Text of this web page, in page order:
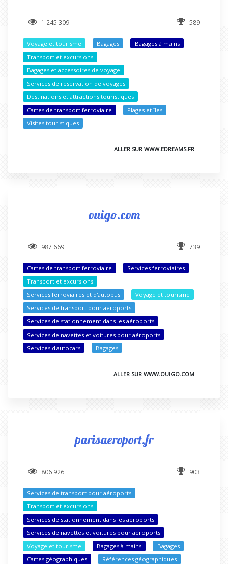
1 245 309 589
Voyage et tourisme Bagages
Bagages à mains
Transport et excursions
Bagages et accessoires de voyage
Services de réservation de voyages
Destinations et attractions touristiques
Cartes de transport ferroviaire
Plages et îles
Visites touristiques
ALLER SUR WWW.EDREAMS.FR
ouigo.com
987 669 739
Cartes de transport ferroviaire
Services ferroviaires
Transport et excursions
Services ferroviaires et d'autobus
Voyage et tourisme
Services de transport pour aéroports
Services de stationnement dans les aéroports
Services de navettes et voitures pour aéroports
Services d'autocars
Bagages
ALLER SUR WWW.OUIGO.COM
parisaeroport.fr
806 926 903
Services de transport pour aéroports
Transport et excursions
Services de stationnement dans les aéroports
Services de navettes et voitures pour aéroports
Voyage et tourisme
Bagages à mains
Bagages
Cartes géographiques
Références géographiques